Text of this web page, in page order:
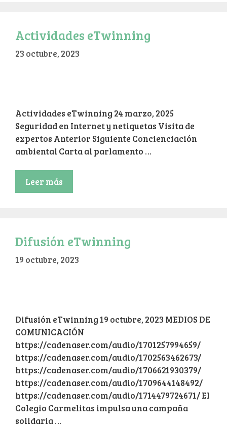
Actividades eTwinning
23 octubre, 2023
Actividades eTwinning 24 marzo, 2025
Seguridad en Internet y netiquetas Visita de
expertos Anterior Siguiente Concienciación
ambiental Carta al parlamento …
Leer más
Difusión eTwinning
19 octubre, 2023
Difusión eTwinning 19 octubre, 2023 MEDIOS DE
COMUNICACIÓN
https://cadenaser.com/audio/1701257994659/
https://cadenaser.com/audio/1702563462673/
https://cadenaser.com/audio/1706621930379/
https://cadenaser.com/audio/1709644148492/
https://cadenaser.com/audio/1714479724671/ El
Colegio Carmelitas impulsa una campaña
solidaria …